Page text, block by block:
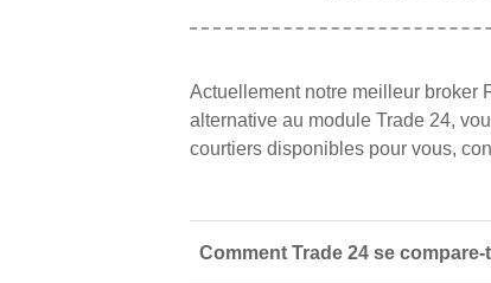
Actuellement notre meilleur broker
alternative au module Trade 24,
courtiers disponibles pour vous,
Comment Trade 24 se